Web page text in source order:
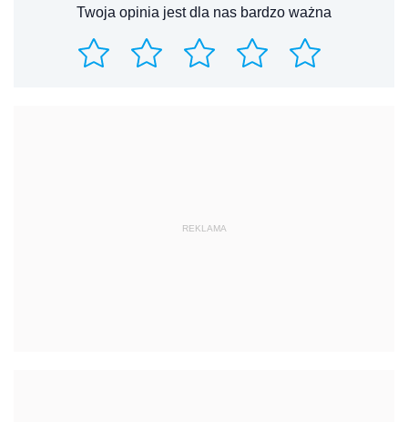
Twoja opinia jest dla nas bardzo ważna
REKLAMA